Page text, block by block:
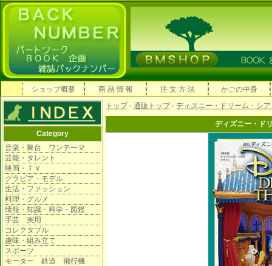
ショップ概要 商 品 情 報 注 文 方 法 かごの中身
Category
音楽・舞台 ワンテーマ
芸能・タレント
映画・ＴＶ
グラビア・モデル
生活・ファッション
料理・グルメ
情報・知識・科学・図鑑
手芸 実用
コレクタブル
趣味・組み立て
スポーツ
モーター 鉄道 飛行機
トップ- 通販トップ- ディズニー・ドリーム・シ
ディズニー・ド